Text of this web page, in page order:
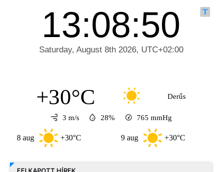
+30°C Derűs
3 m/s 28% 765 mmHg
+30°C +30°C
FELKAPOTT HÍREK